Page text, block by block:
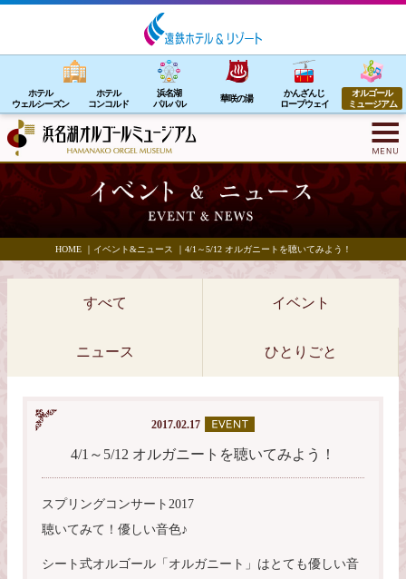
ホテル
ウェルシーズン
ホテル
コンコルド
浜名湖
パルパル
華咲の湯
かんざんじ
ロープウェイ
オルゴール
ミュージアム
HOME｜ イベント&ニュース ｜ 4/1～5/12 オルガニートを聴いてみよう！
すべて イベント
ニュース ひとりごと
2017.02.17
4/1～5/12 オルガニートを聴いてみよう！
スプリングコンサート2017
聴いてみて！優しい音色♪
シート式オルゴール「オルガニート」はとても優しい音